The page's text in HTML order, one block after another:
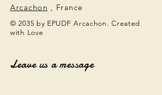
Arcachon , France
© 2035 by EPUDF Arcachon. Created
with Love
Leave us a message